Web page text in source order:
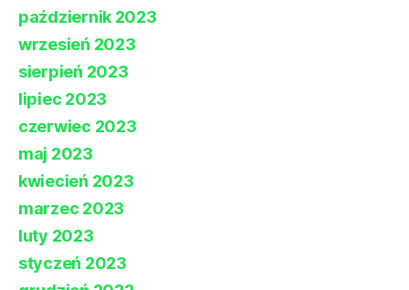
październik 2023
wrzesień 2023
sierpień 2023
lipiec 2023
czerwiec 2023
maj 2023
kwiecień 2023
marzec 2023
luty 2023
styczeń 2023